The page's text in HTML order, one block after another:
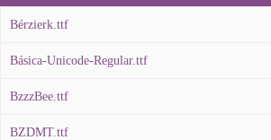
Bérzierk.ttf
Básica-Unicode-Regular.ttf
BzzzBee.ttf
BZDMT.ttf